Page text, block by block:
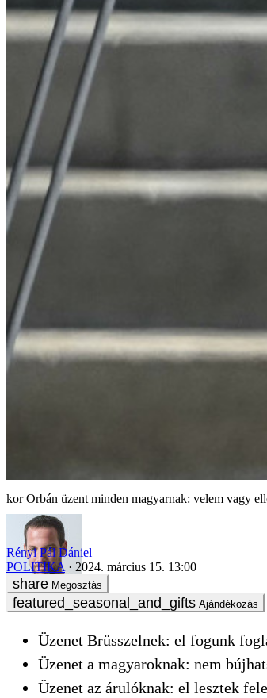
Orbán üzent minden magyarnak: velem vagy
Rényi Pál Dániel
POLITIKA
2024. március 15. 13:00
Megosztás
Ajándékozás
Üzenet Brüsszelnek: el fogunk
Üzenet a magyaroknak: nem
Üzenet az árulóknak: el lesztek